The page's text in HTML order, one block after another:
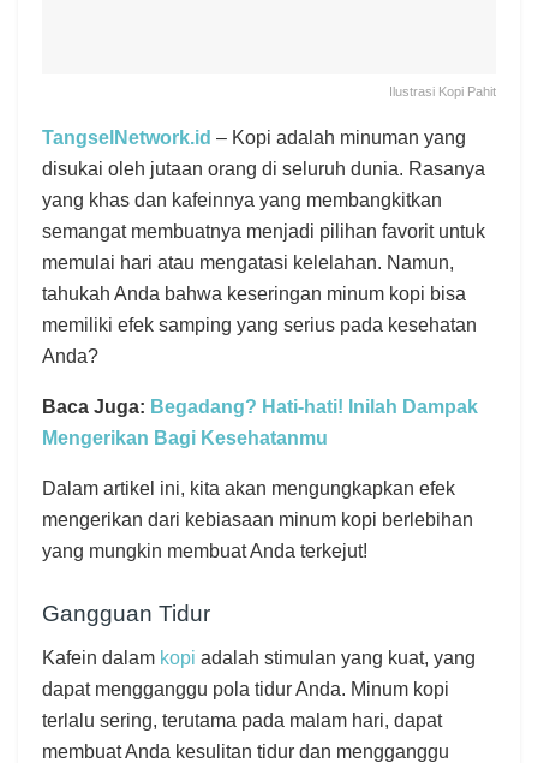
Ilustrasi Kopi Pahit
TangselNetwork.id – Kopi adalah minuman yang
disukai oleh jutaan orang di seluruh dunia. Rasanya
yang khas dan kafeinnya yang membangkitkan
semangat membuatnya menjadi pilihan favorit untuk
memulai hari atau mengatasi kelelahan. Namun,
tahukah Anda bahwa keseringan minum kopi bisa
memiliki efek samping yang serius pada kesehatan
Anda?
Baca Juga: Begadang? Hati-hati! Inilah Dampak
Mengerikan Bagi Kesehatanmu
Dalam artikel ini, kita akan mengungkapkan efek
mengerikan dari kebiasaan minum kopi berlebihan
yang mungkin membuat Anda terkejut!
Gangguan Tidur
Kafein dalam kopi adalah stimulan yang kuat, yang
dapat mengganggu pola tidur Anda. Minum kopi
terlalu sering, terutama pada malam hari, dapat
membuat Anda kesulitan tidur dan mengganggu